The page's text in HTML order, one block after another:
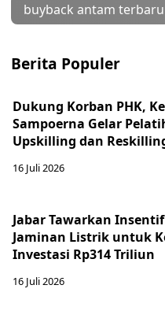
buyback antam terbaru
Berita Populer
Dukung Korban PHK,
Sampoerna Gelar
Upskilling dan
16 Juli 2026
Jabar Tawarkan
Jaminan Listrik untuk
Investasi Rp314 Triliun
16 Juli 2026